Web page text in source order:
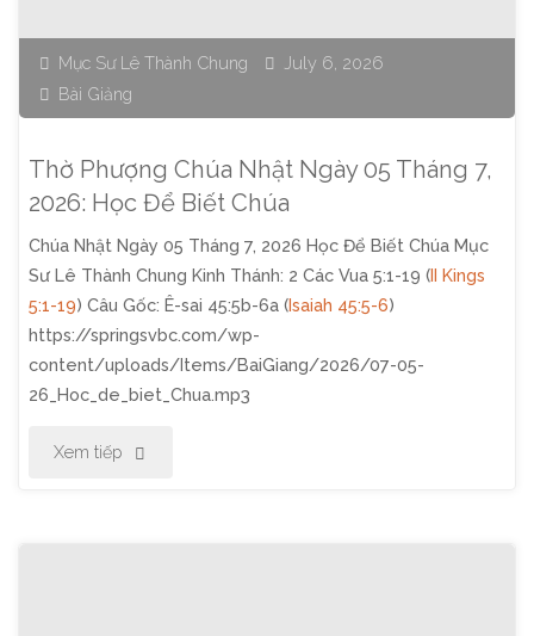
12
Tháng
2026:
Được
Chúa
Hồi
Phục"
Mục Sư Lê Thành Chung
July 6, 2026
Bài Giảng
Thờ Phượng Chúa Nhật Ngày 05 Tháng 7,
2026: Học Để Biết Chúa
Chúa Nhật Ngày 05 Tháng 7, 2026 Học Để Biết Chúa Mục
Sư Lê Thành Chung Kinh Thánh: 2 Các Vua 5:1-19 (II Kings
5:1-19) Câu Gốc: Ê-sai 45:5b-6a (Isaiah 45:5-6)
https://springsvbc.com/wp-
content/uploads/Items/BaiGiang/2026/07-05-
26_Hoc_de_biet_Chua.mp3
Xem tiếp "Thờ